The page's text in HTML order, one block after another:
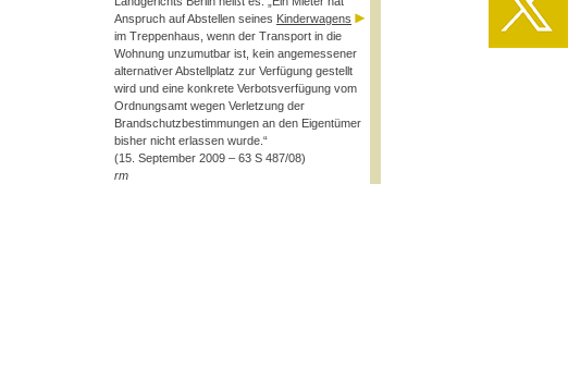
Anspruch auf Abstellen seines Kinderwagens
im Treppenhaus, wenn der Transport in die
Wohnung unzumutbar ist, kein angemessener
alternativer Abstellplatz zur Verfügung gestellt
wird und eine konkrete Verbotsverfügung vom
Ordnungsamt wegen Verletzung der
Brandschutzbestimmungen an den Eigentümer
bisher nicht erlassen wurde.“
(15. September 2009 – 63 S 487/08)
rm